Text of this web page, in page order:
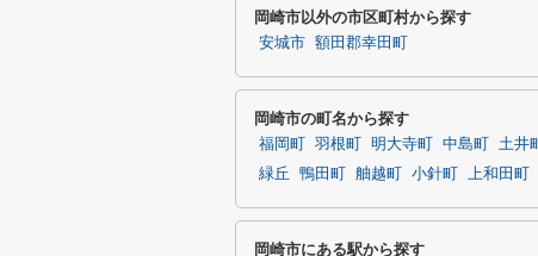
岡崎市以外の市区町村から探す
安城市 額田郡幸田町
岡崎市の町名から探す
福岡町 羽根町 明大寺町 中島町 土井町
緑丘
鴨田町 舳越町 小針町 上和田町
岡崎市にある駅から探す